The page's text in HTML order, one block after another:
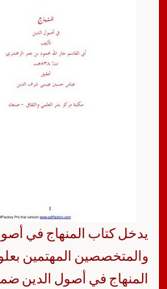
يدخل كتاب المنهاج في
والمتخصصين المهتمين
المنهاج في أصول الدين